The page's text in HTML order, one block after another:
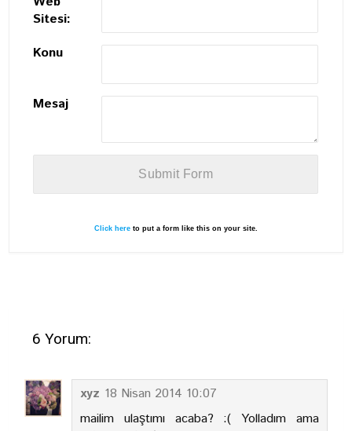
Sitesi:
Konu
Mesaj
Click here to put a form like this on your site.
6 Yorum:
xyz 18 Nisan 2014 10:07
mailim ulaştımı acaba? :( Yolladım ama